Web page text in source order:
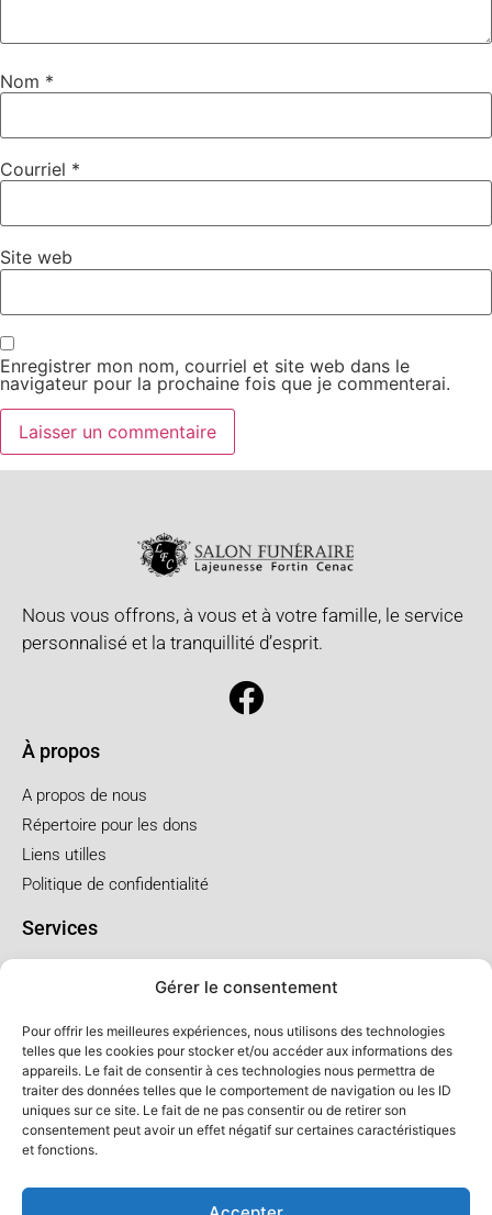
Gérer le consentement
Pour offrir les meilleures expériences, nous utilisons des technologies
telles que les cookies pour stocker et/ou accéder aux informations des
appareils. Le fait de consentir à ces technologies nous permettra de
traiter des données telles que le comportement de navigation ou les ID
uniques sur ce site. Le fait de ne pas consentir ou de retirer son
consentement peut avoir un effet négatif sur certaines caractéristiques
et fonctions.
Nom *
Courriel *
Site web
Enregistrer mon nom, courriel et site web dans le
navigateur pour la prochaine fois que je commenterai.
Nous vous offrons, à vous et à votre famille, le service
personnalisé et la tranquillité d’esprit.
À propos
A propos de nous
Répertoire pour les dons
Liens utilles
Politique de confidentialité
Services
Funérailles au salon
Forfaits et prix
Forfait crémation
Forfait service à l'église